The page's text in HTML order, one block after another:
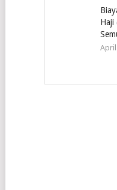
Haji
April